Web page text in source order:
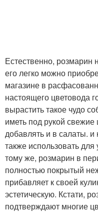
Естественно, розмарин
его легко можно
магазине в
настоящего цветовода
вырастить такое чудо
иметь под рукой
добавлять и в салаты.
также использовать
тому же, розмарин в
полностью покрытый
прибавляет к своей
эстетическую. Кстати,
подтверждают многие